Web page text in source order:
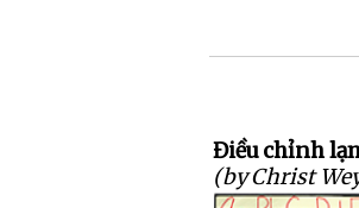
Điều chỉnh
(by Christ